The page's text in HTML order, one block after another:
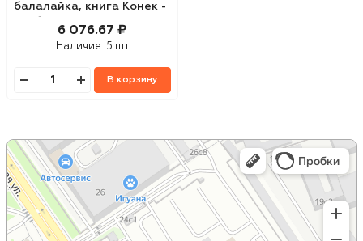
балалайка, книга Конек -
6 076.67 ₽
Наличие: 5 шт
В корзину